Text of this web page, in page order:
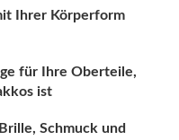
Ihrer Körperform
für Ihre Oberteile,
ist
Schmuck und